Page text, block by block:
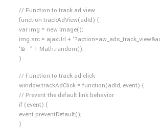
// Function to track ad view
function trackAdView(adId) {
var img = new Image();
img.src = ajaxUrl +
‘&r=” + Math.random();
}
// Function to track ad click
window.trackAdClick = function(adId, event) {
// Prevent the default link behavior
if (event) {
event.preventDefault();
}